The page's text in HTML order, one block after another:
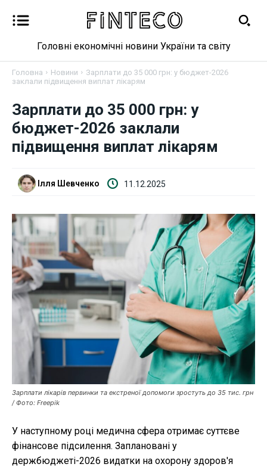
Новини
Бізнес
Криптовалюта
Робота і освіта
Публікації
ФОП
Курс валют
Ми в соц. мережах
Головні економічні новини України та світу
Головна Новини
Зарплати до 35 000 грн: у бюджет-2026
заклали підвищення виплат лікарям
Зарплати до 35 000 грн: у
бюджет-2026 заклали
підвищення виплат лікарям
Ілля Шевченко 11.12.2025
Зарплати лікарів первинки та екстреної допомоги зростуть до 35 тис. грн
/ Фото: Freepik
У наступному році медична сфера отримає суттєве
фінансове підсилення. Заплановані у
держбюджеті-2026 видатки на охорону здоров'я